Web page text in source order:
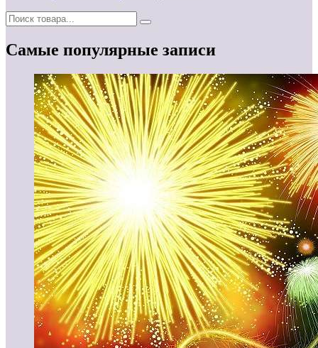
Самые популярные записи